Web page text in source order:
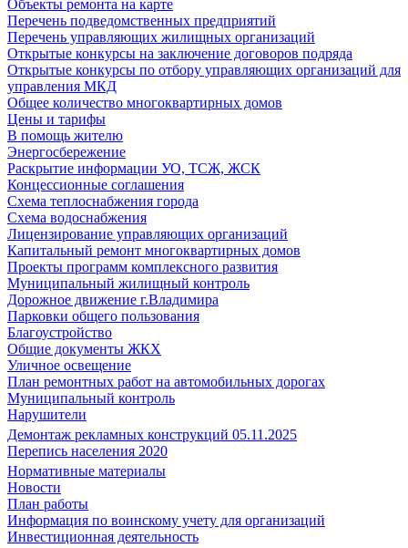
Объекты ремонта на карте
Перечень подведомственных предприятий
Перечень управляющих жилищных организаций
Открытые конкурсы на заключение договоров подряда
Открытые конкурсы по отбору управляющих организаций для
управления МКД
Общее количество многоквартирных домов
Цены и тарифы
В помощь жителю
Энергосбережение
Раскрытие информации УО, ТСЖ, ЖСК
Концессионные соглашения
Схема теплоснабжения города
Схема водоснабжения
Лицензирование управляющих организаций
Капитальный ремонт многоквартирных домов
Проекты программ комплексного развития
Муниципальный жилищный контроль
Дорожное движение г.Владимира
Парковки общего пользования
Благоустройство
Общие документы ЖКХ
Уличное освещение
План ремонтных работ на автомобильных дорогах
Муниципальный контроль
Нарушители
Демонтаж рекламных конструкций 05.11.2025
Перепись населения 2020
Нормативные материалы
Новости
План работы
Информация по воинскому учету для организаций
Инвестиционная деятельность